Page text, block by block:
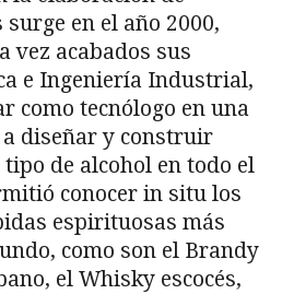
en el año 2000,
vez acabados sus
e Ingeniería Industrial,
como tecnólogo en una
diseñar y construir
de alcohol en todo el
conocer in situ los
espirituosas más
como son el Brandy
el Whisky escocés,